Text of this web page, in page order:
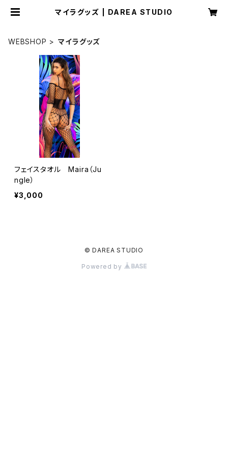
マイラグッズ | DAREA STUDIO
WEBSHOP マイラグッズ
フェイスタオル Maira（Ju
ngle）
¥3,000
© DAREA STUDIO
Powered by